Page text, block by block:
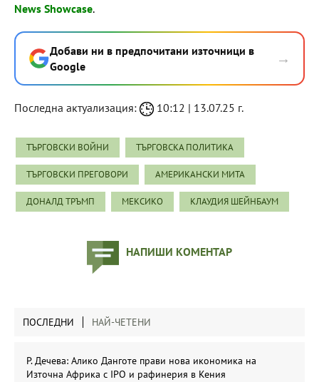
News Showcase.
Добави ни в предпочитани източници в
Google
→
Последна актуализация: 10:12 | 13.07.25 г.
ТЪРГОВСКИ ВОЙНИ ТЪРГОВСКА ПОЛИТИКА
ТЪРГОВСКИ ПРЕГОВОРИ АМЕРИКАНСКИ МИТА
ДОНАЛД ТРЪМП МЕКСИКО КЛАУДИЯ ШЕЙНБАУМ
НАПИШИ КОМЕНТАР
ПОСЛЕДНИ НАЙ-ЧЕТЕНИ
Р. Дечева: Алико Данготе прави нова икономика на
Източна Африка с IPO и рафинерия в Кения